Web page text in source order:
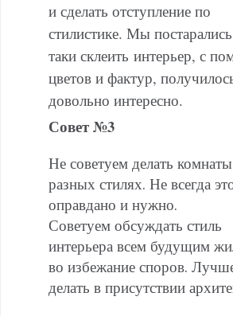
и сделать отступление по
стилистике. Мы
таки склеить интерьер, с
цветов и фактур,
довольно интересно.
Совет №3
Не советуем делать
разных стилях. Не всегда
оправдано и нужно.
Советуем обсуждать стиль
интерьера всем будущим
во избежание споров.
делать в присутствии